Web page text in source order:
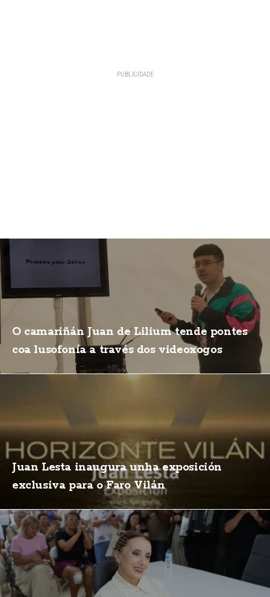
O camariñán Juan de Lilium tende pontes
coa lusofonía a través dos videoxogos
Juan Lesta inaugura unha exposición
exclusiva para o Faro Vilán